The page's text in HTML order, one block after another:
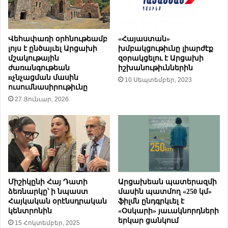
ե
ր
ո
ւ
խ
ա
ղ
ա
թ
ո
ղ
թ
ը
ր
ե
ր
գ
ե
ր
ի
ե
ր
ե
ո
յ
՝
մ
ե
ն
ա
Վեհափառի օրհնութեամբ
լոյս է ընծայւել Արցախի
մշակութային
ժառանգութեան
nչնչացման մասին
ուսումնասիրութիւնը
27 Յունւար, 2026
«Հայաստան»
խմբակցութիւնը լիարժէք
զօրակցելու է Արցախի
իշխանութիւններին
10 Սեպտեմբեր, 2023
Միշիկընի Հայ Դատի
ձեռնարկը՝ ի նպաստ
Հայկական օրէնսդրական
կենտրոնին
15 Հոկտեմբեր, 2025
Արցախեան պատերազմի
մասին պատմող «250 կմ»
ֆիլմն ընդգրկւել է
«Օսկարի» յաւակնորդների
երկար ցանկում